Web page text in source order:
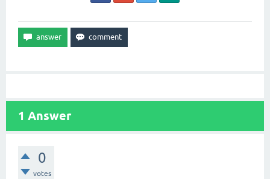
1 Answer
0
votes